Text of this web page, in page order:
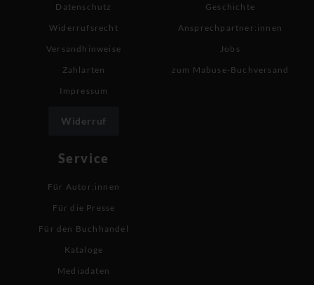
Datenschutz
Widerrufsrecht
Versandhinweise
Zahlarten
Impressum
Widerruf
Geschichte
Ansprechpartner:innen
Jobs
zum Mabuse-Buchversand
Service
Für Autor:innen
Für die Presse
Für den Buchhandel
Kataloge
Mediadaten